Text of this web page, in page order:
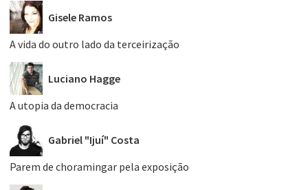
Gisele Ramos
A vida do outro lado da terceirização
Luciano Hagge
A utopia da democracia
Gabriel "Ijuí" Costa
Parem de choramingar pela exposição